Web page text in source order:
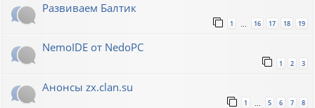
Развиваем Балтик
1 … 16 17 18 19
NemoIDE от NedoPC
1 2 3
Анонсы zx.clan.su
1 5 6 7 8